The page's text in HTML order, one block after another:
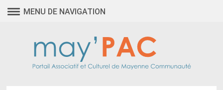
MENU DE NAVIGATION